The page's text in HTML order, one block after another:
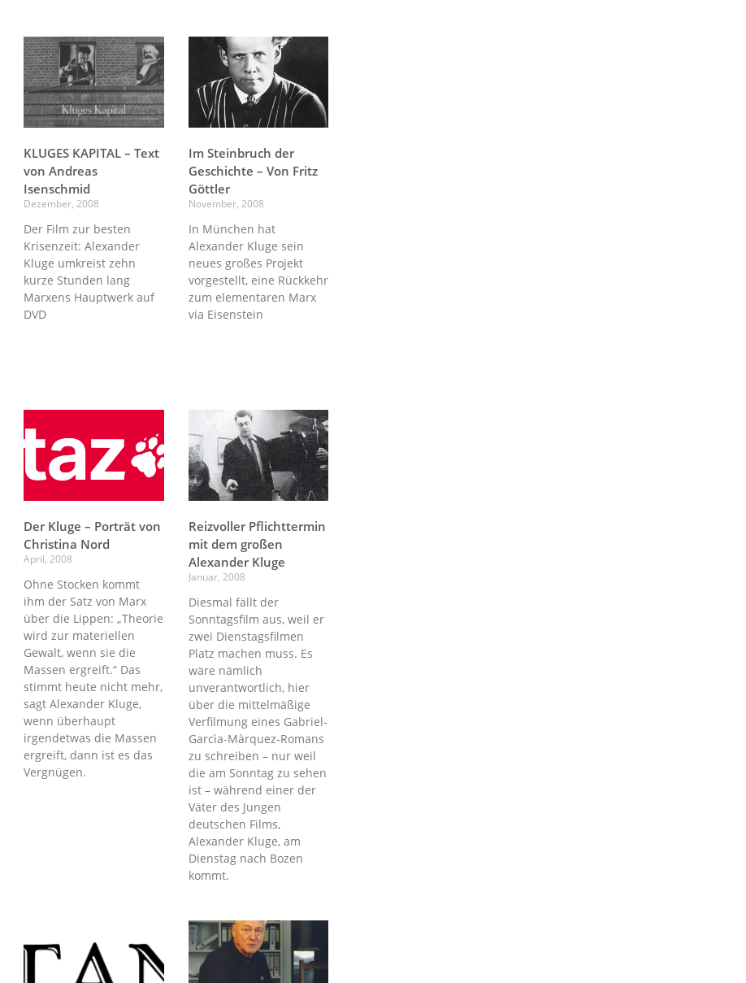
KLUGES KAPITAL – Text
von Andreas
Isenschmid
Dezember, 2008
Der Film zur besten
Krisenzeit: Alexander
Kluge umkreist zehn
kurze Stunden lang
Marxens Hauptwerk auf
DVD
Im Steinbruch der
Geschichte – Von Fritz
Göttler
November, 2008
In München hat
Alexander Kluge sein
neues großes Projekt
vorgestellt, eine Rückkehr
zum elementaren Marx
via Eisenstein
Der Kluge – Porträt von
Christina Nord
April, 2008
Ohne Stocken kommt
ihm der Satz von Marx
über die Lippen: „Theorie
wird zur materiellen
Gewalt, wenn sie die
Massen ergreift.“ Das
stimmt heute nicht mehr,
sagt Alexander Kluge,
wenn überhaupt
irgendetwas die Massen
ergreift, dann ist es das
Vergnügen.
Reizvoller Pflichttermin
mit dem großen
Alexander Kluge
Januar, 2008
Diesmal fällt der
Sonntagsfilm aus, weil er
zwei Dienstagsfilmen
Platz machen muss. Es
wäre nämlich
unverantwortlich, hier
über die mittelmäßige
Verfilmung eines Gabriel-
Garcìa-Màrquez-Romans
zu schreiben – nur weil
die am Sonntag zu sehen
ist – während einer der
Väter des Jungen
deutschen Films,
Alexander Kluge, am
Dienstag nach Bozen
kommt.